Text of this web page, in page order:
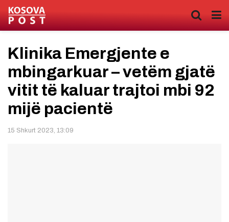
Klinika Emergjente e
mbingarkuar – vetëm gjatë
vitit të kaluar trajtoi mbi 92
mijë pacientë
15 Shkurt 2023, 13:09